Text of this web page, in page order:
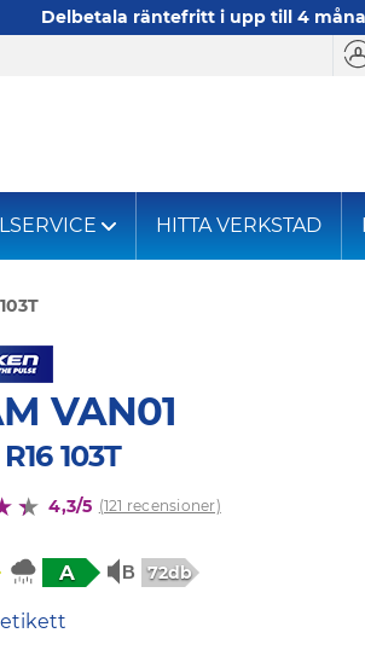
Delbetala räntefritt i upp till 4
HITTA VERKSTAD
VAN01
103T
4,3/5 (121 recensioner)
A 72db